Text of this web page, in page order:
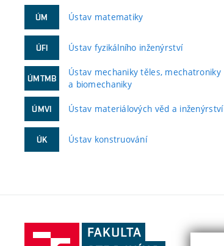
ÚM Ústav matematiky
ÚFI Ústav fyzikálního inženýrství
ÚMTMB
Ústav mechaniky těles, mechatroniky
a biomechaniky
ÚMVI Ústav materiálových věd a inženýrství
ÚK Ústav konstruování
Fakulta